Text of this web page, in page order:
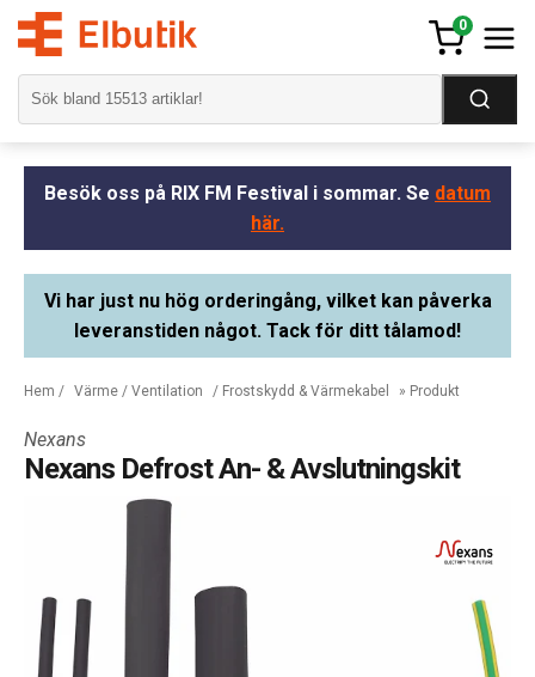
0
Besök oss på RIX FM Festival i sommar. Se datum
här.
Vi har just nu hög orderingång, vilket kan påverka
leveranstiden något. Tack för ditt tålamod!
Hem / Värme / Ventilation / Frostskydd & Värmekabel » Produkt
Nexans
Nexans Defrost An- & Avslutningskit